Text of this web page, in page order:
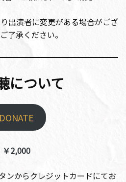
出演者に変更がある場合がござ
了承ください。
について
DONATE
￥2,000
ンからクレジットカードにてお